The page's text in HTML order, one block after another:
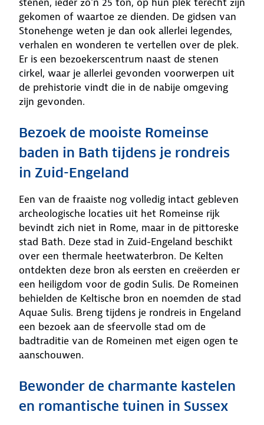
gekomen of waartoe ze dienden. De gidsen van
Stonehenge weten je dan ook allerlei legendes,
verhalen en wonderen te vertellen over de plek.
Er is een bezoekerscentrum naast de stenen
cirkel, waar je allerlei gevonden voorwerpen uit
de prehistorie vindt die in de nabije omgeving
zijn gevonden.
Bezoek de mooiste Romeinse
baden in Bath tijdens je rondreis
in Zuid-Engeland
Een van de fraaiste nog volledig intact gebleven
archeologische locaties uit het Romeinse rijk
bevindt zich niet in Rome, maar in de pittoreske
stad Bath. Deze stad in Zuid-Engeland beschikt
over een thermale heetwaterbron. De Kelten
ontdekten deze bron als eersten en creëerden er
een heiligdom voor de godin Sulis. De Romeinen
behielden de Keltische bron en noemden de stad
Aquae Sulis. Breng tijdens je rondreis in Engeland
een bezoek aan de sfeervolle stad om de
badtraditie van de Romeinen met eigen ogen te
aanschouwen.
Bewonder de charmante kastelen
en romantische tuinen in Sussex